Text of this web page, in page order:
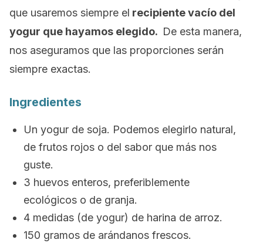
que usaremos siempre el recipiente vacío del
yogur que hayamos elegido. De esta manera,
nos aseguramos que las proporciones serán
siempre exactas.
Ingredientes
Un yogur de soja. Podemos elegirlo natural,
de frutos rojos o del sabor que más nos
guste.
3 huevos enteros, preferiblemente
ecológicos o de granja.
4 medidas (de yogur) de harina de arroz.
150 gramos de arándanos frescos.